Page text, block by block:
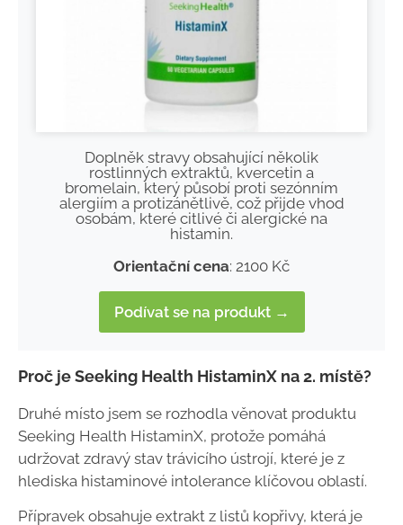
Doplněk stravy obsahující několik
rostlinných extraktů, kvercetin a
bromelain, který působí proti sezónním
alergiím a protizánětlivě, což přijde vhod
osobám, které citlivé či alergické na
histamin.
Orientační cena: 2100 Kč
Podívat se na produkt →
Proč je Seeking Health HistaminX na 2. místě?
Druhé místo jsem se rozhodla věnovat produktu
Seeking Health HistaminX, protože pomáhá
udržovat zdravý stav trávicího ústrojí, které je z
hlediska histaminové intolerance klíčovou oblastí.
Přípravek obsahuje extrakt z listů kopřivy, která je